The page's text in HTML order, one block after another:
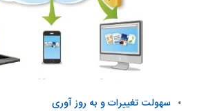
سهولت تغییرات و به روز آوری